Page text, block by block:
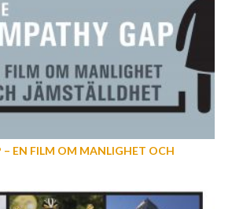
– EN FILM OM MANLIGHET OCH